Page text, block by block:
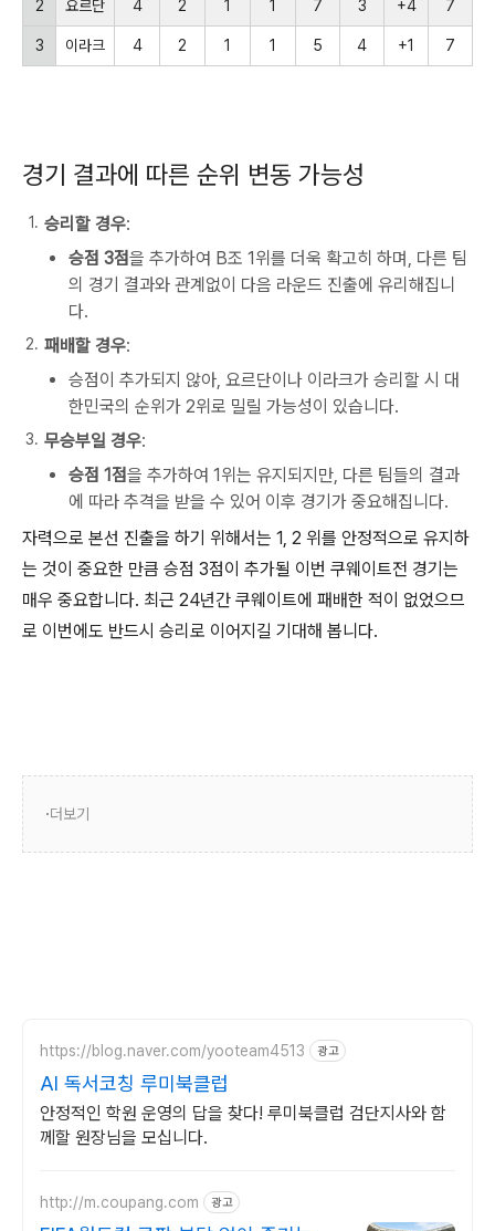
2 요르단 4 2 1 1 7 3 +4 7
3 이라크 4 2 1 1 5 4 +1 7
경기 결과에 따른 순위 변동 가능성
승리할 경우:
승점 3점을 추가하여 B조 1위를 더욱 확고히 하며, 다른 팀
의 경기 결과와 관계없이 다음 라운드 진출에 유리해집니
다.
패배할 경우:
승점이 추가되지 않아, 요르단이나 이라크가 승리할 시 대
한민국의 순위가 2위로 밀릴 가능성이 있습니다.
무승부일 경우:
승점 1점을 추가하여 1위는 유지되지만, 다른 팀들의 결과
에 따라 추격을 받을 수 있어 이후 경기가 중요해집니다.
자력으로 본선 진출을 하기 위해서는 1, 2 위를 안정적으로 유지하
는 것이 중요한 만큼 승점 3점이 추가될 이번 쿠웨이트전 경기는
매우 중요합니다. 최근 24년간 쿠웨이트에 패배한 적이 없었으므
로 이번에도 반드시 승리로 이어지길 기대해 봅니다.
더보기
https://blog.naver.com/yooteam4513 광고
AI 독서코칭 루미북클럽
안정적인 학원 운영의 답을 찾다! 루미북클럽 검단지사와 함
께할 원장님을 모십니다.
http://m.coupang.com 광고